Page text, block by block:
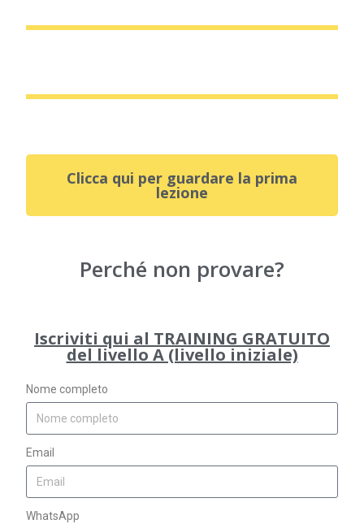
Clicca qui per guardare la prima
lezione
Perché non provare?
Iscriviti qui al TRAINING GRATUITO
del livello A (livello iniziale)
Nome completo
Email
WhatsApp